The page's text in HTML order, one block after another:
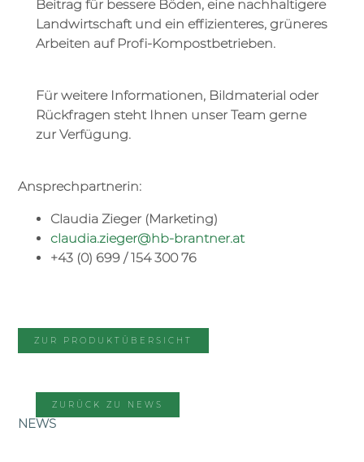
Beitrag für bessere Böden, eine nachhaltigere
Landwirtschaft und ein effizienteres, grüneres
Arbeiten auf Profi-Kompostbetrieben.
Für weitere Informationen, Bildmaterial oder
Rückfragen steht Ihnen unser Team gerne
zur Verfügung.
Ansprechpartnerin:
Claudia Zieger (Marketing)
claudia.zieger@hb-brantner.at
+43 (0) 699 / 154 300 76
ZUR PRODUKTÜBERSICHT
ZURÜCK ZU NEWS
NEWS